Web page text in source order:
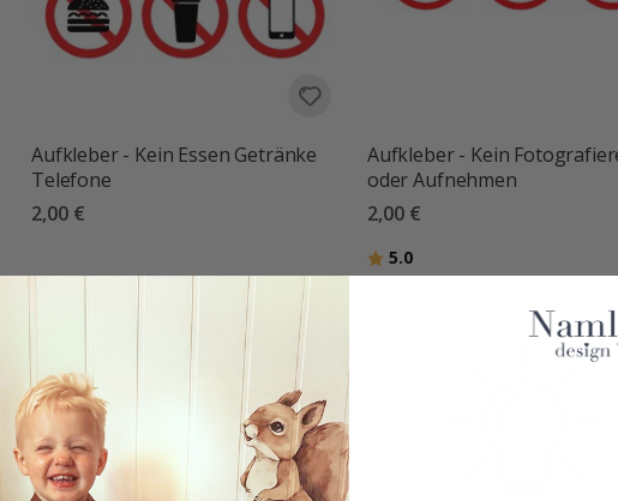
Aufkleber - Kein Essen Getränke
Telefone
2,00 €
Aufkleber - Kein
oder Aufnehmen
2,00 €
Bewertung:
5.0von 5 Sternen